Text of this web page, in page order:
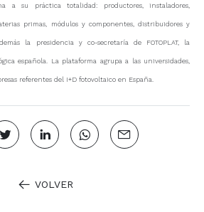
a su práctica totalidad: productores, instaladores,
primas, módulos y componentes, distribuidores y
la presidencia y co-secretaría de FOTOPLAT, la
española. La plataforma agrupa a las universidades,
referentes del I+D fotovoltaico en España.
VOLVER